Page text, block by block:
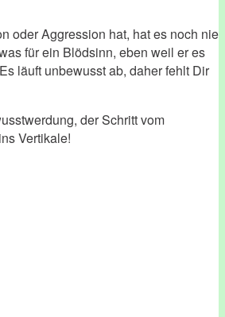
oder Aggression hat, hat es noch nie
für ein Blödsinn, eben weil er es
läuft unbewusst ab, daher fehlt Dir
der Schritt vom
Vertikale!